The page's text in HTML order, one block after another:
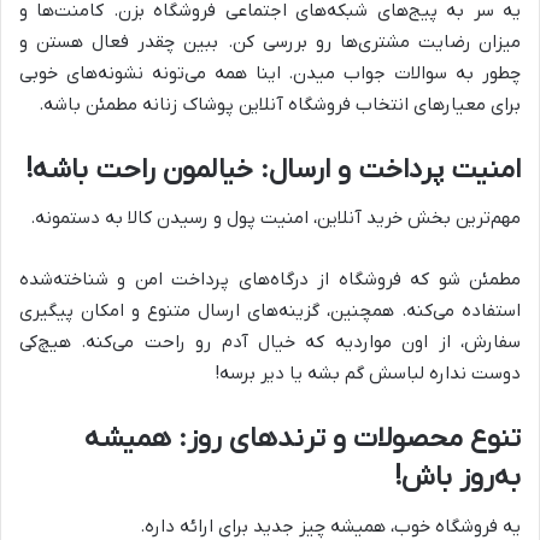
یه سر به پیج‌های شبکه‌های اجتماعی فروشگاه بزن. کامنت‌ها و
میزان رضایت مشتری‌ها رو بررسی کن. ببین چقدر فعال هستن و
چطور به سوالات جواب میدن. اینا همه می‌تونه نشونه‌های خوبی
برای معیارهای انتخاب فروشگاه آنلاین پوشاک زنانه مطمئن باشه.
امنیت پرداخت و ارسال: خیالمون راحت باشه!
مهم‌ترین بخش خرید آنلاین، امنیت پول و رسیدن کالا به دستمونه.
مطمئن شو که فروشگاه از درگاه‌های پرداخت امن و شناخته‌شده
استفاده می‌کنه. همچنین، گزینه‌های ارسال متنوع و امکان پیگیری
سفارش، از اون مواردیه که خیال آدم رو راحت می‌کنه. هیچ‌کی
دوست نداره لباسش گم بشه یا دیر برسه!
تنوع محصولات و ترندهای روز: همیشه
به‌روز باش!
یه فروشگاه خوب، همیشه چیز جدید برای ارائه داره.